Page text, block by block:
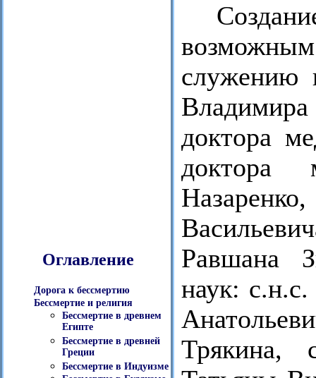
Оглавление
Дорога к бессмертию
Бессмертие и религия
Бессмертие в древнем
Египте
Бессмертие в древней
Греции
Бессмертие в Индуизме
возможным
служению
доктора
доктора
Равшана
наук:
Трякина,